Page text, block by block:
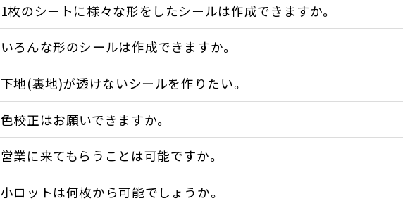
1枚のシートに様々な形をしたシールは作成できますか。
いろんな形のシールは作成できますか。
下地(裏地)が透けないシールを作りたい。
色校正はお願いできますか。
営業に来てもらうことは可能ですか。
小ロットは何枚から可能でしょうか。